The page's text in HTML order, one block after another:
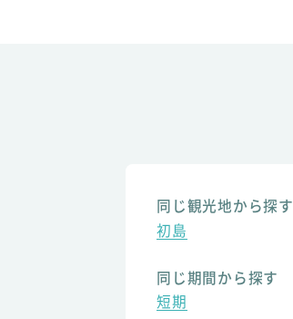
同じ観光地から探す
初島
同じ期間から探す
短期